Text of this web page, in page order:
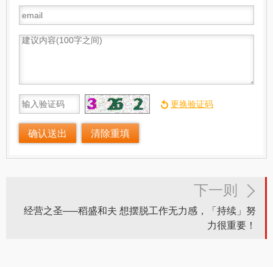
下一则
经营之圣–—稻盛和夫 想摆脱工作无力感，「持续」努
力很重要！